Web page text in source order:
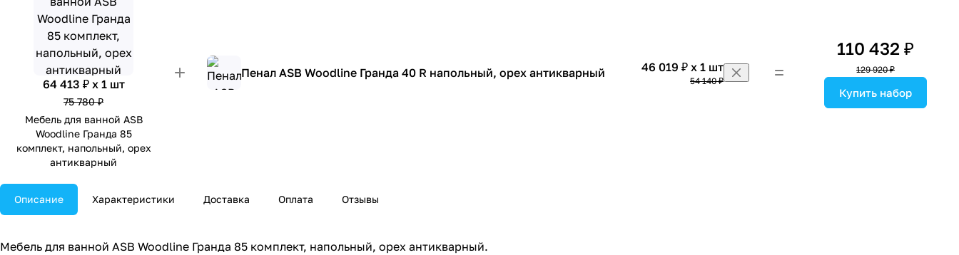
64 413 ₽ x 1 шт
75 780 ₽
Мебель для ванной ASB
Woodline Гранда 85
комплект, напольный, орех
антикварный
Пенал ASB Woodline Гранда 40 R напольный, орех антикварный 46 019 ₽ x 1 шт
54 140 ₽
110 432 ₽
129 920 ₽
Купить набор
Описание Характеристики Доставка Оплата Отзывы
Мебель для ванной ASB Woodline Гранда 85 комплект, напольный, орех антикварный.